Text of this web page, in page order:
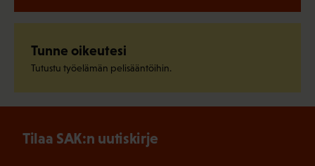
Tunne oikeutesi
Tutustu työelämän pelisääntöihin.
Tilaa SAK:n uutiskirje